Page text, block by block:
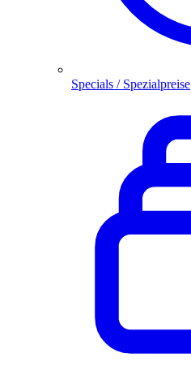
Specials / Spezialpreise